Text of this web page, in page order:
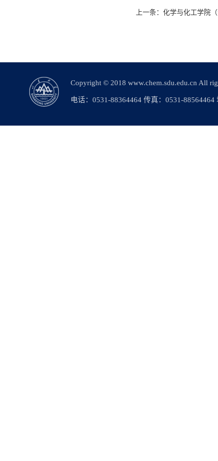
上一条： 化学与化工学院
Copyright © 2018 www.chem.sdu.edu.cn All
电话：0531-88364464 传真：0531-